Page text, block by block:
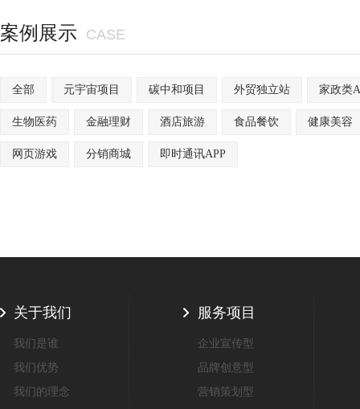
案例展示 CASE
全部 元宇宙项目 碳中和项目 外贸独立站 家政类
生物医药 金融理财 酒店旅游 食品餐饮 健康美容
网页游戏 分销商城 即时通讯APP
关于我们
我们是谁
我们优势
我们的理念
服务项目
企业宣传型
品牌创意型
营销策划型